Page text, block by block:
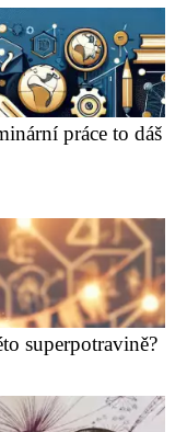
práce to dáš
superpotravině?